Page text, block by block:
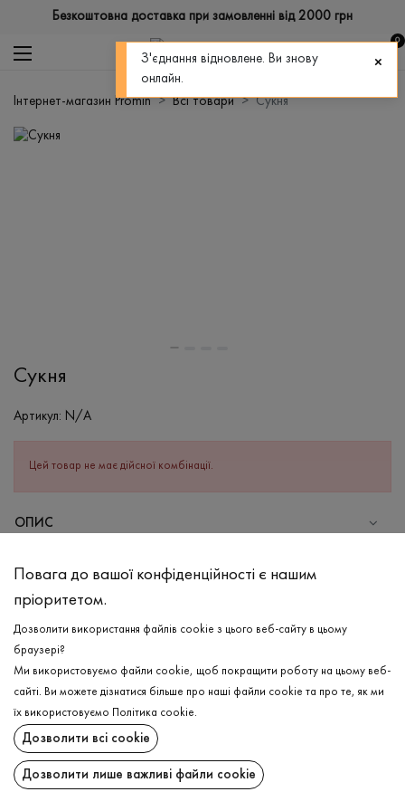
Безкоштовна доставка при замовленні від 2000 грн
0
Інтернет-магазин Promin Всі товари Сукня
Сукня
Артикул: N/A
Цей товар не має дійсної комбінації.
ОПИС
Віскоза - 95%, Еластан - 5%
Прання в холодній воді (до 30 ° C)
Відбілювання заборонено
Прасувати при середній температурі
Щадна хімчистка
Не можна віджимати і сушити в пральній машині
ДОСТАВКА
ПОВЕРНЕННЯ
Повага до вашої конфіденційності є нашим
пріоритетом.
Дозволити використання файлів cookie з цього веб-сайту в цьому
браузері?
Ми використовуємо файли cookie, щоб покращити роботу на цьому веб-
сайті. Ви можете дізнатися більше про наші файли cookie та про те, як ми
їх використовуємо
Політика cookie.
Дозволити всі cookie
Дозволити лише важливі файли cookie
З'єднання відновлене. Ви знову
онлайн.